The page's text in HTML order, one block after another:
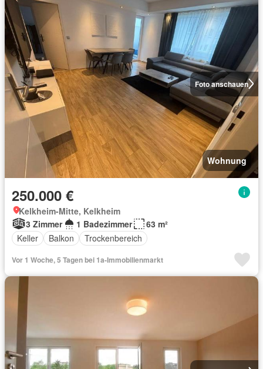
Foto anschauen
Wohnung
250.000 €
Kelkheim-Mitte, Kelkheim
3 Zimmer
1 Badezimmer
63 m²
Keller
Balkon Trockenbereich
Vor 1 Woche, 5 Tagen bei 1a-Immobilienmarkt